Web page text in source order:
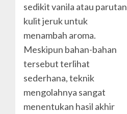
sedikit vanila atau parutan
kulit jeruk untuk
menambah aroma.
Meskipun bahan-bahan
tersebut terlihat
sederhana, teknik
mengolahnya sangat
menentukan hasil akhir